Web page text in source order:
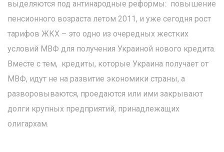
выделяются под антинародные реформы: повышение
пенсионного возраста летом 2011, и уже сегодня рост
тарифов ЖКХ – это одно из очередных жестких
условий МВФ для получения Украиной нового кредита.
Вместе с тем, кредиты, которые Украина получает от
МВФ, идут не на развитие экономики страны, а
разворовываются, проедаются или ими закрывают
долги крупных предприятий, принадлежащих
олигархам.